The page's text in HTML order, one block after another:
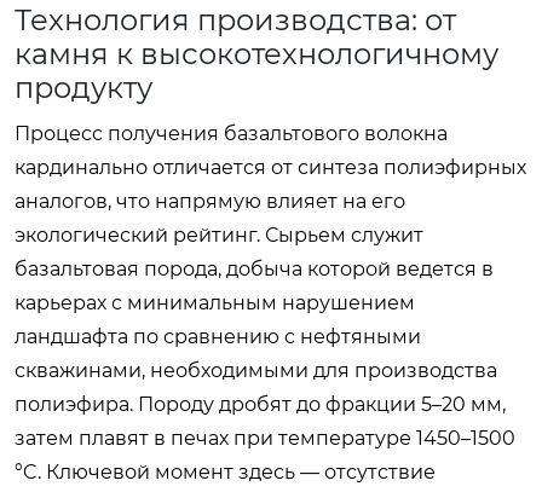
Технология производства: от
камня к высокотехнологичному
продукту
Процесс получения базальтового волокна
кардинально отличается от синтеза полиэфирных
аналогов, что напрямую влияет на его
экологический рейтинг. Сырьем служит
базальтовая порода, добыча которой ведется в
карьерах с минимальным нарушением
ландшафта по сравнению с нефтяными
скважинами, необходимыми для производства
полиэфира. Породу дробят до фракции 5–20 мм,
затем плавят в печах при температуре 1450–1500
°C. Ключевой момент здесь — отсутствие